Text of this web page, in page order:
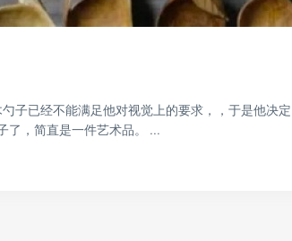
子已经不能满足他对视觉上的要求，，于是他决
了，简直是一件艺术品。 ...